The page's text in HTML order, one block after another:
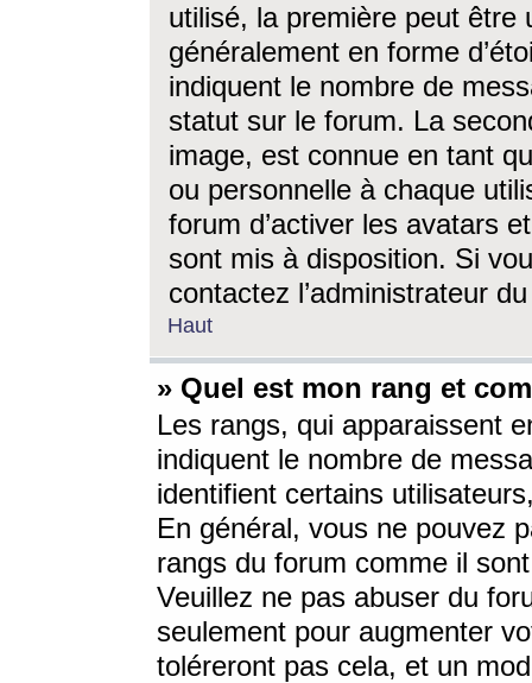
utilisé, la première peut être
généralement en forme
indiquent le nombre de
statut sur le forum. La
image, est connue en tant
ou personnelle à chaque
forum d’activer les avatars
sont mis à disposition. Si
contactez l’administrateur
Haut
» Quel est mon rang et
Les rangs, qui apparaissent
indiquent le nombre de
identifient certains
En général, vous ne pouvez
rangs du forum comme il
Veuillez ne pas abuser du
seulement pour augmenter
toléreront pas cela, et un